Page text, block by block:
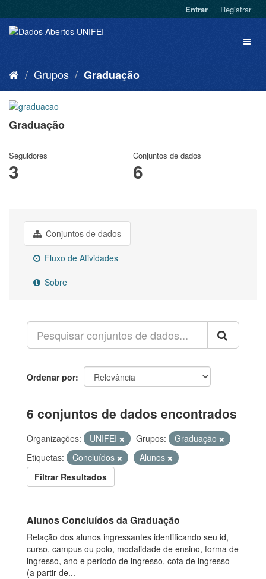
Entrar Registrar
Grupos Graduação
Graduação
Seguidores
3
Conjuntos de dados
6
Conjuntos de dados
Fluxo de Atividades
Sobre
Ordenar por
6 conjuntos de dados encontrados
Organizações: UNIFEI Grupos:
Graduação
Etiquetas:
Concluídos
Alunos
Filtrar Resultados
Alunos Concluídos da Graduação
Relação dos alunos ingressantes identificando seu id,
curso, campus ou polo, modalidade de ensino, forma de
ingresso, ano e período de ingresso, cota de ingresso
(a partir de...